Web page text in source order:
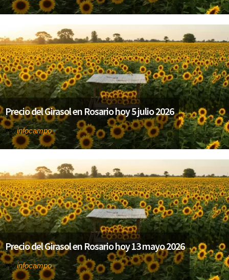
Precio del Girasol en Rosario hoy 5 julio 2026
Porinfocampo
Precio del Girasol en Rosario hoy 13 mayo 2026
Porinfocampo